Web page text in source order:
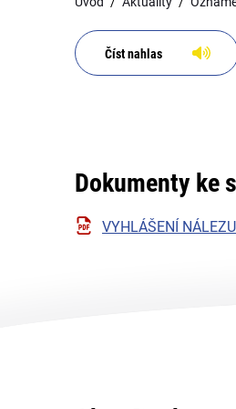
Číst nahlas
Dokumenty ke
VYHLÁŠENÍ